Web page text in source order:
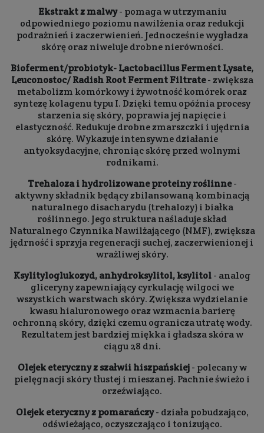
Ekstrakt z malwy- pomaga w utrzymaniu
odpowiedniego poziomu nawilżenia oraz redukcji
podrażnień i zaczerwienień. Jednocześnie wygładza
skórę oraz niweluje drobne nierówności.
Bioferment/probiotyk- Lactobacillus Ferment Lysate,
Leuconostoc/ Radish Root Ferment Filtrate- zwiększa
metabolizm komórkowy i żywotność komórek oraz
syntezę kolagenu typu I. Dzięki temu opóźnia procesy
starzenia się skóry, poprawia jej napięcie i
elastyczność. Redukuje drobne zmarszczki i ujędrnia
skórę. Wykazuje intensywne działanie
antyoksydacyjne, chroniąc skórę przed wolnymi
rodnikami.
Trehaloza i hydrolizowane proteiny roślinne-
aktywny składnik będący zbilansowaną kombinacją
naturalnego disacharydu (trehalozy) i białka
roślinnego. Jego struktura naśladuje skład
Naturalnego Czynnika Nawilżającego (NMF), zwiększa
jędrność i sprzyja regeneracji suchej, zaczerwienionej i
wrażliwej skóry.
Ksylityloglukozyd, anhydroksylitol, ksylitol- analog
gliceryny zapewniający cyrkulację wilgoci we
wszystkich warstwach skóry. Zwiększa wydzielanie
kwasu hialuronowego oraz wzmacnia barierę
ochronną skóry, dzięki czemu ogranicza utratę wody.
Rezultatem jest bardziej miękka i gładsza skóra w
ciągu 28 dni.
Olejek eteryczny z szałwii hiszpańskiej- polecany w
pielęgnacji skóry tłustej i mieszanej. Pachnie świeżo i
orzeźwiająco.
Olejek eteryczny z pomarańczy- działa pobudzająco,
odświeżająco, oczyszczająco i tonizująco.